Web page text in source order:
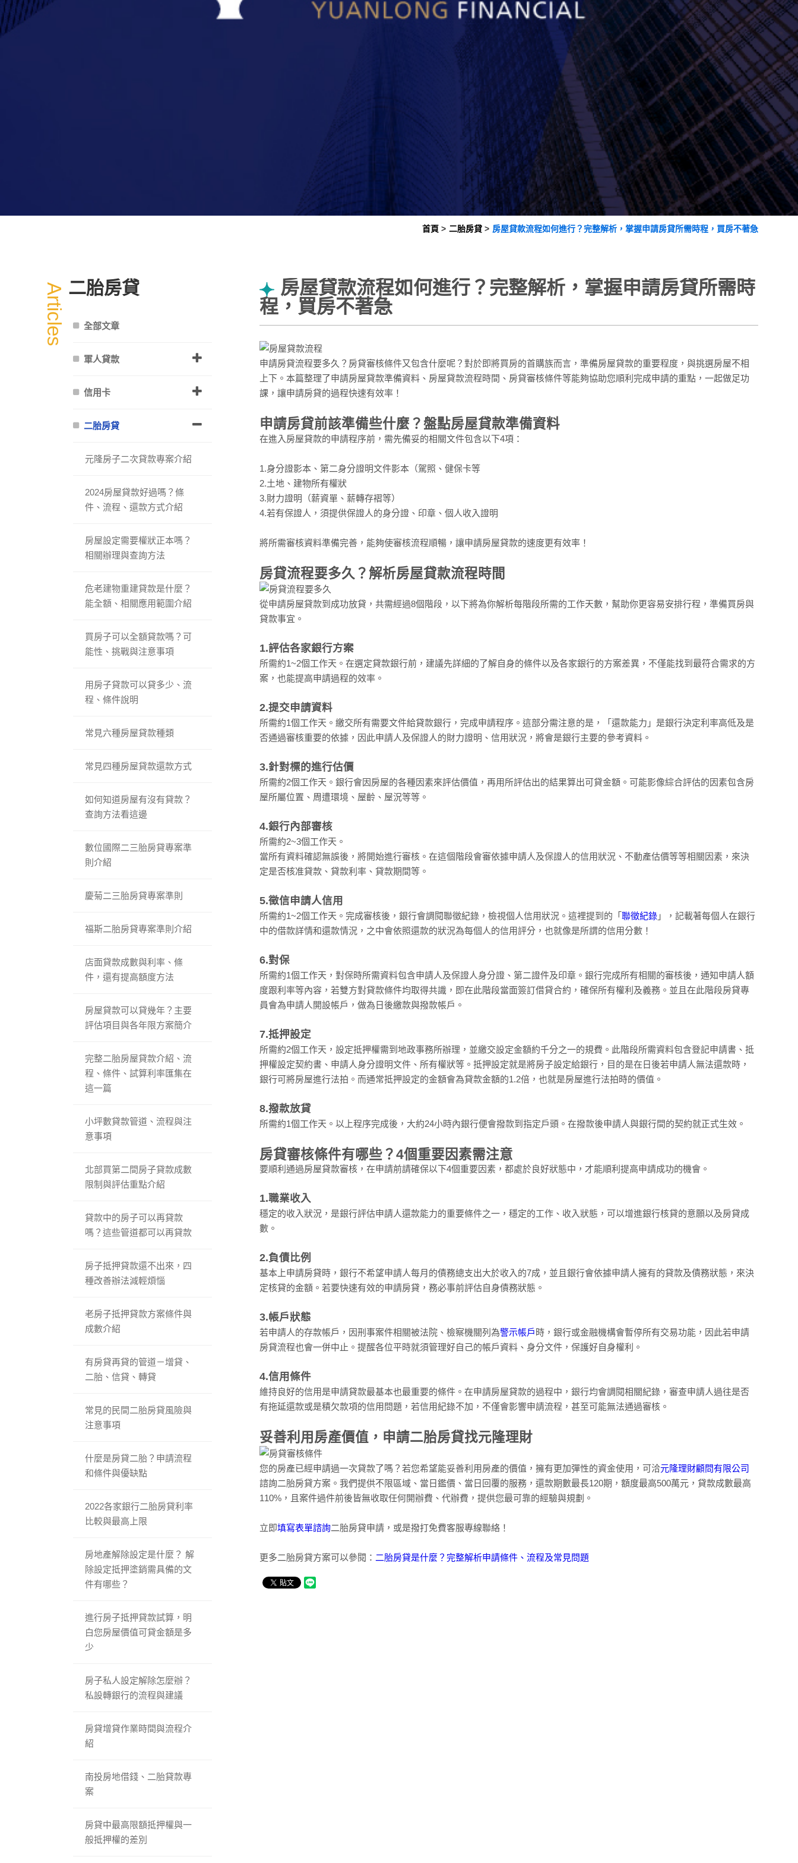
首頁 二胎房貸 房屋貸款流程如何進行？完整解析，掌握申請房貸所需時程，買房不著急
房屋貸款流程如何進行？完整解析，掌握申請房貸所需時
程，買房不著急
申請房貸流程要多久？房貸審核條件又包含什麼呢？對於即將買房的首購族而言，準備房屋貸款的重要程度，與挑選房屋不相
上下。本篇整理了申請房屋貸款準備資料、房屋貸款流程時間、房貸審核條件等能夠協助您順利完成申請的重點，一起做足功
課，讓申請房貸的過程快速有效率！
申請房貸前該準備些什麼？盤點房屋貸款準備資料
在進入房屋貸款的申請程序前，需先備妥的相關文件包含以下4項：
1.身分證影本、第二身分證明文件影本（駕照、健保卡等
2.土地、建物所有權狀
3.財力證明（薪資單、薪轉存褶等）
4.若有保證人，須提供保證人的身分證、印章、個人收入證明
將所需審核資料準備完善，能夠使審核流程順暢，讓申請房屋貸款的速度更有效率！
房貸流程要多久？解析房屋貸款流程時間
從申請房屋貸款到成功放貸，共需經過8個階段，以下將為你解析每階段所需的工作天數，幫助你更容易安排行程，準備買房與
貸款事宜。
1.評估各家銀行方案
所需約1~2個工作天。在選定貸款銀行前，建議先詳細的了解自身的條件以及各家銀行的方案差異，不僅能找到最符合需求的方
案，也能提高申請過程的效率。
2.提交申請資料
所需約1個工作天。繳交所有需要文件給貸款銀行，完成申請程序。這部分需注意的是，「還款能力」是銀行決定利率高低及是
否通過審核重要的依據，因此申請人及保證人的財力證明、信用狀況，將會是銀行主要的參考資料。
3.針對標的進行估價
所需約2個工作天。銀行會因房屋的各種因素來評估價值，再用所評估出的結果算出可貸金額。可能影像綜合評估的因素包含房
屋所屬位置、周遭環境、屋齡、屋況等等。
4.銀行內部審核
所需約2~3個工作天。
當所有資料確認無誤後，將開始進行審核。在這個階段會審依據申請人及保證人的信用狀況、不動產估價等等相關因素，來決
定是否核准貸款、貸款利率、貸款期間等。
5.徵信申請人信用
所需約1~2個工作天。完成審核後，銀行會調閱聯徵紀錄，檢視個人信用狀況。這裡提到的「聯徵紀錄 」，記載著每個人在銀行
中的借款詳情和還款情況，之中會依照還款的狀況為每個人的信用評分，也就像是所謂的信用分數！
6.對保
所需約1個工作天，對保時所需資料包含申請人及保證人身分證、第二證件及印章。銀行完成所有相關的審核後，通知申請人額
度跟利率等內容，若雙方對貸款條件均取得共識，即在此階段當面簽訂借貸合約，確保所有權利及義務。並且在此階段房貸專
員會為申請人開設帳戶，做為日後繳款與撥款帳戶。
7.抵押設定
所需約2個工作天，設定抵押權需到地政事務所辦理，並繳交設定金額約千分之一的規費。此階段所需資料包含登記申請書、抵
押權設定契約書、申請人身分證明文件、所有權狀等。抵押設定就是將房子設定給銀行，目的是在日後若申請人無法還款時，
銀行可將房屋進行法拍。而通常抵押設定的金額會為貸款金額的1.2倍，也就是房屋進行法拍時的價值。
8.撥款放貸
所需約1個工作天。以上程序完成後，大約24小時內銀行便會撥款到指定戶頭。在撥款後申請人與銀行間的契約就正式生效。
房貸審核條件有哪些？4個重要因素需注意
要順利通過房屋貸款審核，在申請前請確保以下4個重要因素，都處於良好狀態中，才能順利提高申請成功的機會。
1.職業收入
穩定的收入狀況，是銀行評估申請人還款能力的重要條件之一，穩定的工作、收入狀態，可以增進銀行核貸的意願以及房貸成
數。
2.負債比例
基本上申請房貸時，銀行不希望申請人每月的債務總支出大於收入的7成，並且銀行會依據申請人擁有的貸款及債務狀態，來決
定核貸的金額。若要快速有效的申請房貸，務必事前評估自身債務狀態。
3.帳戶狀態
若申請人的存款帳戶，因刑事案件相關被法院、檢察機關列為警示帳戶 時，銀行或金融機構會暫停所有交易功能，因此若申請
房貸流程也會一併中止。提醒各位平時就須管理好自己的帳戶資料、身分文件，保護好自身權利。
4.信用條件
維持良好的信用是申請貸款最基本也最重要的條件。在申請房屋貸款的過程中，銀行均會調閱相關紀錄，審查申請人過往是否
有拖延還款或是積欠款項的信用問題，若信用紀錄不加，不僅會影響申請流程，甚至可能無法通過審核。
妥善利用房產價值，申請二胎房貸找元隆理財
您的房產已經申請過一次貸款了嗎？若您希望能妥善利用房產的價值，擁有更加彈性的資金使用，可洽元隆理財顧問有限公司
諮詢二胎房貸方案。我們提供不限區域、當日鑑價、當日回覆的服務，還款期數最長120期，額度最高500萬元，貸款成數最高
110%，且案件過件前後皆無收取任何開辦費、代辦費，提供您最可靠的經驗與規劃。
立即填寫表單諮詢二胎房貸申請，或是撥打免費客服專線聯絡！
更多二胎房貸方案可以參閱： 二胎房貸是什麼？完整解析申請條件、流程及常見問題
二胎房貸
Articles 全部文章
軍人貸款
信用卡
二胎房貸
元隆房子二次貸款專案介紹
2024房屋貸款好過嗎？條
件、流程、還款方式介紹
房屋設定需要權狀正本嗎？
相關辦理與查詢方法
危老建物重建貸款是什麼？
能全額、相關應用範圍介紹
買房子可以全額貸款嗎？可
能性、挑戰與注意事項
用房子貸款可以貸多少、流
程、條件說明
常見六種房屋貸款種類
常見四種房屋貸款還款方式
如何知道房屋有沒有貸款？
查詢方法看這邊
數位國際二三胎房貸專案準
則介紹
慶菊二三胎房貸專案準則
福斯二胎房貸專案準則介紹
店面貸款成數與利率、條
件，還有提高額度方法
房屋貸款可以貸幾年？主要
評估項目與各年限方案簡介
完整二胎房屋貸款介紹、流
程、條件、試算利率匯集在
這一篇
小坪數貸款管道、流程與注
意事項
北部買第二間房子貸款成數
限制與評估重點介紹
貸款中的房子可以再貸款
嗎？這些管道都可以再貸款
房子抵押貸款還不出來，四
種改善辦法減輕煩惱
老房子抵押貸款方案條件與
成數介紹
有房貸再貸的管道－增貸、
二胎、信貸、轉貸
常見的民間二胎房貸風險與
注意事項
什麼是房貸二胎？申請流程
和條件與優缺點
2022各家銀行二胎房貸利率
比較與最高上限
房地產解除設定是什麼？ 解
除設定抵押塗銷需具備的文
件有哪些？
進行房子抵押貸款試算，明
白您房屋價值可貸金額是多
少
房子私人設定解除怎麼辦？
私設轉銀行的流程與建議
房貸增貸作業時間與流程介
紹
南投房地借錢、二胎貸款專
案
房貸中最高限額抵押權與一
般抵押權的差別